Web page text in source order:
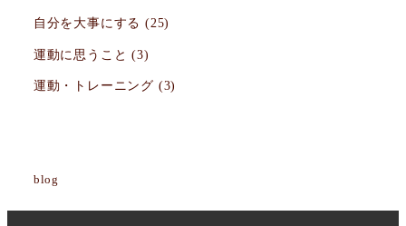
自分を大事にする (25)
運動に思うこと (3)
運動・トレーニング (3)
blog